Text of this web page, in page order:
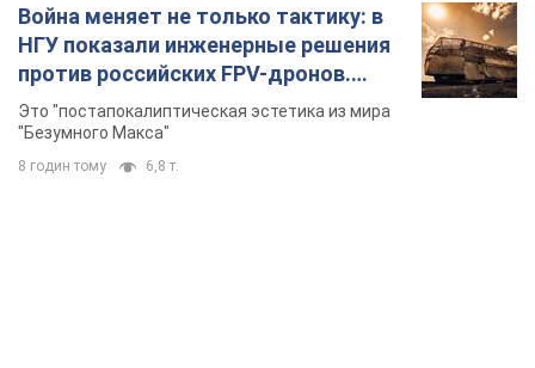
Война меняет не только тактику: в
НГУ показали инженерные решения
против российских FPV-дронов.
Фото
Это "постапокалиптическая эстетика из мира
"Безумного Макса"
8 годин тому 6,8 т.